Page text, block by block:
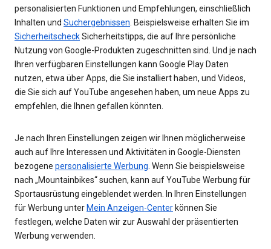
personalisierten Funktionen und Empfehlungen, einschließlich
Inhalten und Suchergebnissen . Beispielsweise erhalten Sie im
SicherheitscheckSicherheitstipps, die auf Ihre persönliche
Nutzung von Google-Produkten zugeschnitten sind. Und je nach
Ihren verfügbaren Einstellungen kann Google Play Daten
nutzen, etwa über Apps, die Sie installiert haben, und Videos,
die Sie sich auf YouTube angesehen haben, um neue Apps zu
empfehlen, die Ihnen gefallen könnten.
Je nach Ihren Einstellungen zeigen wir Ihnen möglicherweise
auch auf Ihre Interessen und Aktivitäten in Google-Diensten
bezogene personalisierte Werbung . Wenn Sie beispielsweise
nach „Mountainbikes“ suchen, kann auf YouTube Werbung für
Sportausrüstung eingeblendet werden. In Ihren Einstellungen
für Werbung unterMein Anzeigen-Centerkönnen Sie
festlegen, welche Daten wir zur Auswahl der präsentierten
Werbung verwenden.